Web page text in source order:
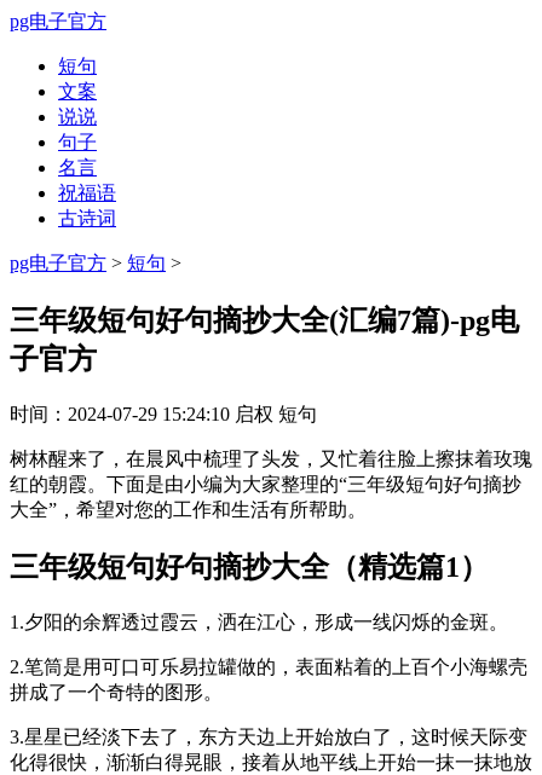
pg电子官方
短句
文案
说说
句子
名言
祝福语
古诗词
pg电子官方 > 短句 >
三年级短句好句摘抄大全(汇编7篇)-pg电
子官方
时间： 2024-07-29 15:24:10 启权 短句
树林醒来了，在晨风中梳理了头发，又忙着往脸上擦抹着玫瑰
红的朝霞。下面是由小编为大家整理的“三年级短句好句摘抄
大全”，希望对您的工作和生活有所帮助。
三年级短句好句摘抄大全（精选篇1）
1.夕阳的余辉透过霞云，洒在江心，形成一线闪烁的金斑。
2.笔筒是用可口可乐易拉罐做的，表面粘着的上百个小海螺壳
拼成了一个奇特的图形。
3.星星已经淡下去了，东方天边上开始放白了，这时候天际变
化得很快，渐渐白得晃眼，接着从地平线上开始一抹一抹地放